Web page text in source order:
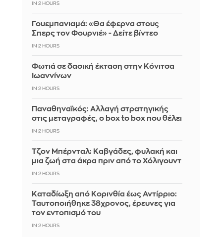
IN 2 HOURS
Γουεμπανιαμά: «Θα έφερνα στους
Σπερς τον Φουρνιέ» - Δείτε βίντεο
IN 2 HOURS
Φωτιά σε δασική έκταση στην Κόνιτσα
Ιωαννίνων
IN 2 HOURS
Παναθηναϊκός: Αλλαγή στρατηγικής
στις μεταγραφές, ο box to box που θέλει
IN 2 HOURS
Τζον Μπέρνταλ: Καβγάδες, φυλακή και
μια ζωή στα άκρα πριν από το Χόλιγουντ
IN 2 HOURS
Καταδίωξη από Κορινθία έως Αντίρριο:
Ταυτοποιήθηκε 38χρονος, έρευνες για
τον εντοπισμό του
IN 2 HOURS